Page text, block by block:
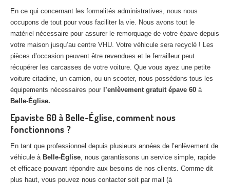
En ce qui concernant les formalités administratives, nous nous
occupons de tout pour vous faciliter la vie. Nous avons tout le
matériel nécessaire pour assurer le remorquage de votre épave depuis
votre maison jusqu’au centre VHU. Votre véhicule sera recyclé ! Les
pièces d’occasion peuvent être revendues et le ferrailleur peut
récupérer les carcasses de votre voiture. Que vous ayez une petite
voiture citadine, un camion, ou un scooter, nous possédons tous les
équipements nécessaires pour l’enlèvement gratuit épave 60 à
Belle-Église.
Epaviste 60 à Belle-Église, comment nous
fonctionnons ?
En tant que professionnel depuis plusieurs années de l’enlèvement de
véhicule à Belle-Église, nous garantissons un service simple, rapide
et efficace pouvant répondre aux besoins de nos clients. Comme dit
plus haut, vous pouvez nous contacter soit par mail (à